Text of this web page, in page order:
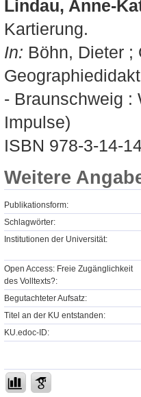
Lindau, Anne-
Kartierung.
In: Böhn, Dieter ;
- Braunschweig :
Impulse)
ISBN 978-3-14-
Weitere
Publikationsform:
Schlagwörter:
Institutionen der Universität:
Open Access: Freie Zugänglichkeit
des Volltexts?:
Begutachteter Aufsatz:
Titel an der KU entstanden:
KU.edoc-ID: